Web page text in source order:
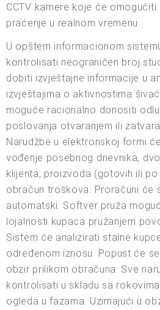
CCTV kamere koje će omogućiti
praćenje u realnom vremenu.
U opštem informacionom
kontrolisati neograničen broj
dobiti izvještajne informacije u
izvještajima o aktivnostima
moguće racionalno donositi
poslovanja otvaranjem ili
Narudžbe u elektronskoj formi
vođenje posebnog dnevnika,
klijenta, proizvoda (gotovih ili
obračun troškova. Proračuni će
automatski. Softver pruža
lojalnosti kupaca pružanjem
Sistem će analizirati stalne
određenom iznosu. Popust će
obzir prilikom obračuna. Sve
kontrolisati u skladu sa
ogleda u fazama. Uzimajući u